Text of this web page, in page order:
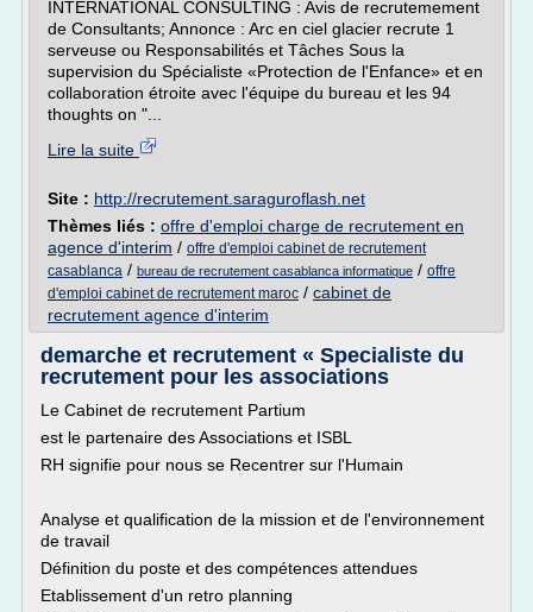
INTERNATIONAL CONSULTING : Avis de recrutemement
de Consultants; Annonce : Arc en ciel glacier recrute 1
serveuse ou Responsabilités et Tâches Sous la
supervision du Spécialiste «Protection de l'Enfance» et en
collaboration étroite avec l'équipe du bureau et les 94
thoughts on "...
Lire la suite
Site : http://recrutement.saraguroflash.net
Thèmes liés : offre d'emploi charge de recrutement en
agence d'interim / offre d'emploi cabinet de recrutement
casablanca / bureau de recrutement casablanca informatique / offre
d'emploi cabinet de recrutement maroc / cabinet de
recrutement agence d'interim
demarche et recrutement « Specialiste du
recrutement pour les associations
Le Cabinet de recrutement Partium
est le partenaire des Associations et ISBL
RH signifie pour nous se Recentrer sur l'Humain
Analyse et qualification de la mission et de l'environnement
de travail
Définition du poste et des compétences attendues
Etablissement d'un retro planning